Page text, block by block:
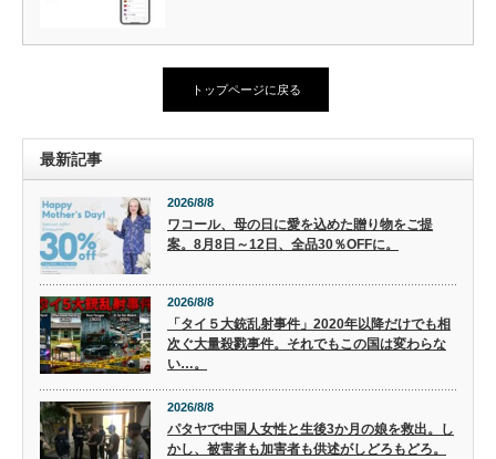
トップページに戻る
最新記事
2026/8/8
ワコール、母の日に愛を込めた贈り物をご提
案。8月8日～12日、全品30％OFFに。
2026/8/8
「タイ５大銃乱射事件」2020年以降だけでも相
次ぐ大量殺戮事件。それでもこの国は変わらな
い…。
2026/8/8
パタヤで中国人女性と生後3か月の娘を救出。し
かし、被害者も加害者も供述がしどろもどろ。